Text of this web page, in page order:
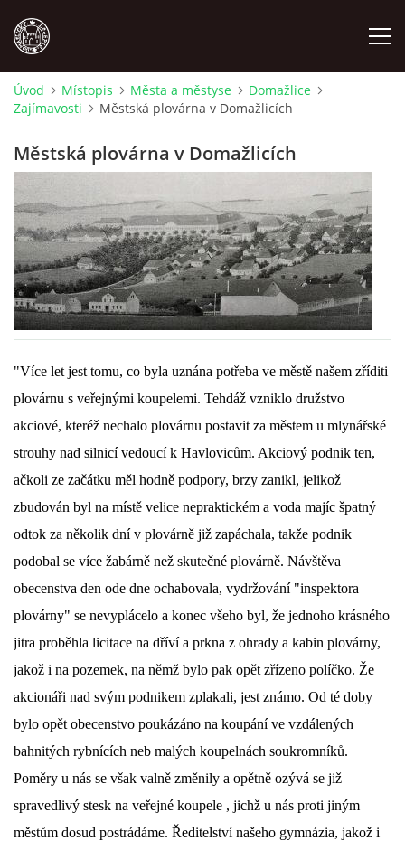
MÍSTOPIS
NÁRODOPIS
OSOBNOSTI
OSTATNÍ
ODKAZY
Kontakt:
tel. 773 916 275
info@domdej.cz
--------------------------------------------------------------
Tento projekt je realizován za finanční podpory
© 2026 eStránky.cz |Aktualizováno: 17. 7. 2026|Nahoru ↑
Úvod Místopis Města a městyse
Domažlice
Zajímavosti
Městská plovárna v Domažlicích
Městská plovárna v Domažlicích
"Více let jest tomu, co byla uznána potřeba ve městě našem zříditi
plovárnu s veřejnými koupelemi. Tehdáž vzniklo družstvo
akciové, kteréž nechalo plovárnu postavit za městem u mlynářské
strouhy nad silnicí vedoucí k Havlovicům. Akciový podnik ten,
ačkoli ze začátku měl hodně podpory, brzy zanikl, jelikož
zbudován byl na místě velice nepraktickém a voda majíc špatný
odtok za několik dní v plovárně již zapáchala, takže podnik
podobal se více žabárně než skutečné plovárně. Návštěva
obecenstva den ode dne ochabovala, vydržování "inspektora
plovárny" se nevyplácelo a konec všeho byl, že jednoho krásného
jitra proběhla licitace na dříví a prkna z ohrady a kabin plovárny,
jakož i na pozemek, na němž bylo pak opět zřízeno políčko. Že
akcionáři nad svým podnikem zplakali, jest známo. Od té doby
bylo opět obecenstvo poukázáno na koupání ve vzdálených
bahnitých rybnících neb malých koupelnách soukromníků.
Poměry u nás se však valně změnily a opětně ozývá se již
spravedlivý stesk na veřejné koupele , jichž u nás proti jiným
městům dosud postrádáme. Ředitelství našeho gymnázia, jakož i